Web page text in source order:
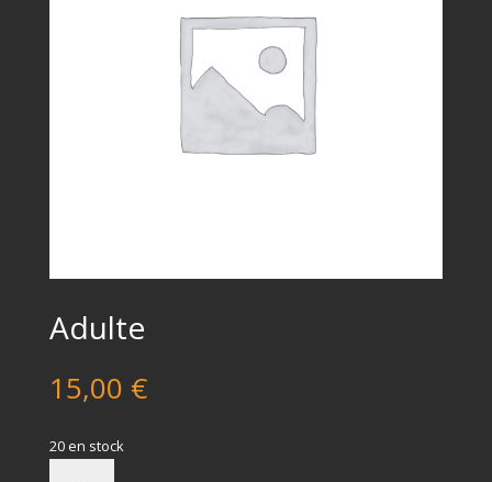
Adulte
15,00 €
20 en stock